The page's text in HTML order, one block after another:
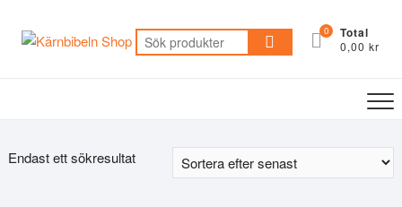
content
Sök
efter:
0 Total
0,00 kr
Endast ett sökresultat